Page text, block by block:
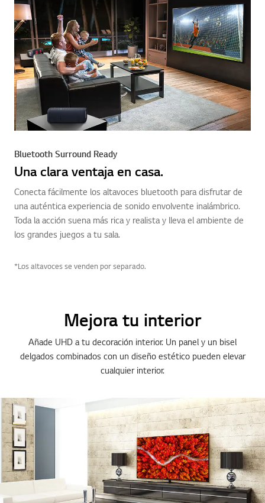
Bluetooth Surround Ready
Una clara ventaja en casa.
Conecta fácilmente los altavoces bluetooth para disfrutar de
una auténtica experiencia de sonido envolvente inalámbrico.
Toda la acción suena más rica y realista y lleva el ambiente de
los grandes juegos a tu sala.
*Los altavoces se venden por separado.
Mejora tu interior
Añade UHD a tu decoración interior. Un panel y un bisel
delgados combinados con un diseño estético pueden elevar
cualquier interior.